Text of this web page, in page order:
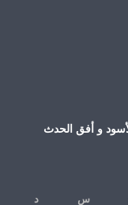
و أفق الحدث
س د